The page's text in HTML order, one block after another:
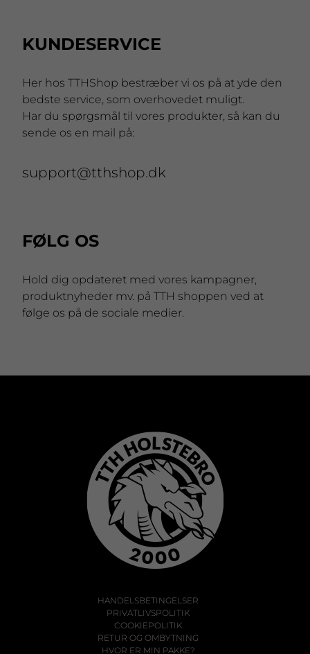
KUNDESERVICE
Her hos TTHShop bestræber vi os på at yde den
bedste service, som overhovedet muligt.
Har du spørgsmål til vores produkter, så kan du
sende os en mail på:
support@tthshop.dk
FØLG OS
Hold dig opdateret med vores kampagner,
produktnyheder mv. på TTH shoppen ved at
følge os på de sociale medier.
HANDELSBETINGELSER
PRIVATLIVSPOLITIK
COOKIEPOLITIK
RETUR OG OMBYTNING
HVOR ER MIN PAKKE?